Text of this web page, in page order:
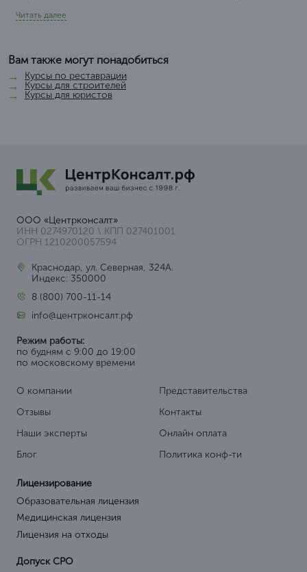
Читать далее
Вам также могут понадобиться
Курсы по реставрации
Курсы для строителей
Курсы для юристов
ООО «Центрконсалт»
ИНН 0274970120 \ КПП 027401001
ОГРН 1210200057594
Краснодар, ул. Северная, 324А.
Индекс: 350000
8 (800) 700-11-14
info@центрконсалт.рф
Режим работы:
по будням с 9:00 до 19:00
по московскому времени
О компании
Отзывы
Наши эксперты
Блог
Представительства
Контакты
Онлайн оплата
Политика конф-ти
Лицензирование
Образовательная лицензия
Медицинская лицензия
Лицензия на отходы
Допуск СРО